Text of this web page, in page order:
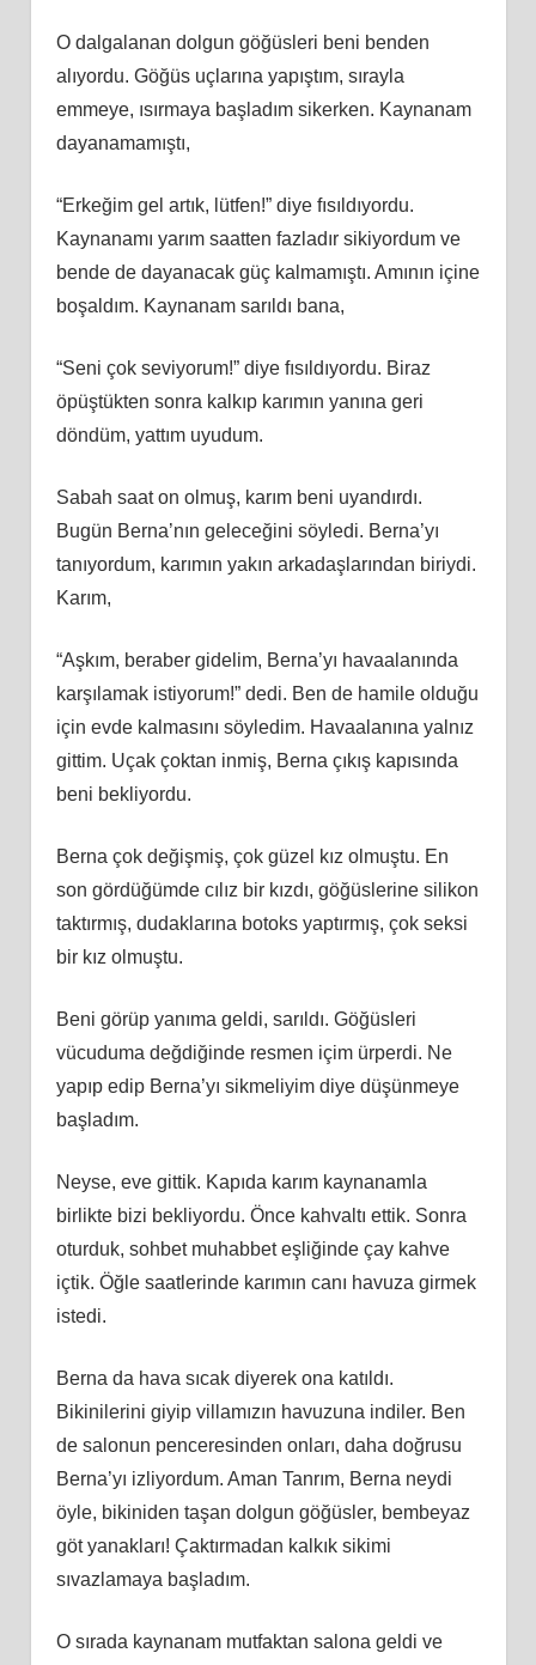
O dalgalanan dolgun göğüsleri beni benden
alıyordu. Göğüs uçlarına yapıştım, sırayla
emmeye, ısırmaya başladım sikerken. Kaynanam
dayanamamıştı,
“Erkeğim gel artık, lütfen!” diye fısıldıyordu.
Kaynanamı yarım saatten fazladır sikiyordum ve
bende de dayanacak güç kalmamıştı. Amının içine
boşaldım. Kaynanam sarıldı bana,
“Seni çok seviyorum!” diye fısıldıyordu. Biraz
öpüştükten sonra kalkıp karımın yanına geri
döndüm, yattım uyudum.
Sabah saat on olmuş, karım beni uyandırdı.
Bugün Berna’nın geleceğini söyledi. Berna’yı
tanıyordum, karımın yakın arkadaşlarından biriydi.
Karım,
“Aşkım, beraber gidelim, Berna’yı havaalanında
karşılamak istiyorum!” dedi. Ben de hamile olduğu
için evde kalmasını söyledim. Havaalanına yalnız
gittim. Uçak çoktan inmiş, Berna çıkış kapısında
beni bekliyordu.
Berna çok değişmiş, çok güzel kız olmuştu. En
son gördüğümde cılız bir kızdı, göğüslerine silikon
taktırmış, dudaklarına botoks yaptırmış, çok seksi
bir kız olmuştu.
Beni görüp yanıma geldi, sarıldı. Göğüsleri
vücuduma değdiğinde resmen içim ürperdi. Ne
yapıp edip Berna’yı sikmeliyim diye düşünmeye
başladım.
Neyse, eve gittik. Kapıda karım kaynanamla
birlikte bizi bekliyordu. Önce kahvaltı ettik. Sonra
oturduk, sohbet muhabbet eşliğinde çay kahve
içtik. Öğle saatlerinde karımın canı havuza girmek
istedi.
Berna da hava sıcak diyerek ona katıldı.
Bikinilerini giyip villamızın havuzuna indiler. Ben
de salonun penceresinden onları, daha doğrusu
Berna’yı izliyordum. Aman Tanrım, Berna neydi
öyle, bikiniden taşan dolgun göğüsler, bembeyaz
göt yanakları! Çaktırmadan kalkık sikimi
sıvazlamaya başladım.
O sırada kaynanam mutfaktan salona geldi ve